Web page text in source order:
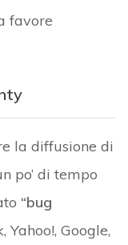
favore
la diffusione di
po’ di tempo
“bug
Google,